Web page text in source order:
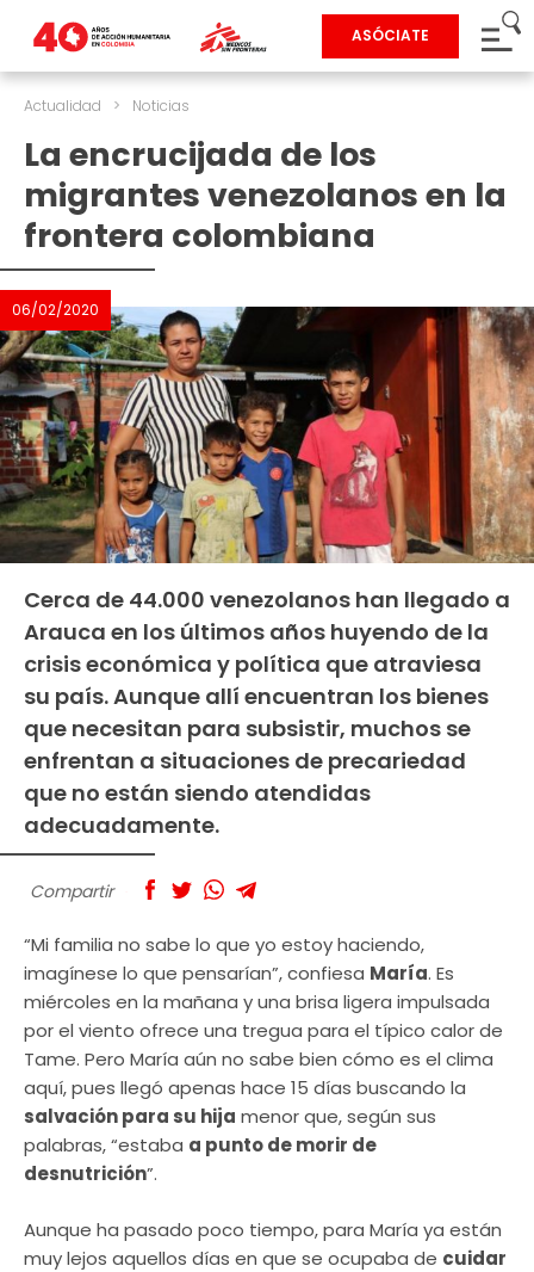
ASÓCIATE
Actualidad > Noticias
La encrucijada de los
migrantes venezolanos en la
frontera colombiana
06/02/2020
Cerca de 44.000 venezolanos han llegado a
Arauca en los últimos años huyendo de la
crisis económica y política que atraviesa
su país. Aunque allí encuentran los bienes
que necesitan para subsistir, muchos se
enfrentan a situaciones de precariedad
que no están siendo atendidas
adecuadamente.
Compartir
“Mi familia no sabe lo que yo estoy haciendo,
imagínese lo que pensarían”, confiesa María. Es
miércoles en la mañana y una brisa ligera impulsada
por el viento ofrece una tregua para el típico calor de
Tame. Pero María aún no sabe bien cómo es el clima
aquí, pues llegó apenas hace 15 días buscando la
salvación para su hija menor que, según sus
palabras, “estaba a punto de morir de
desnutrición”.
Aunque ha pasado poco tiempo, para María ya están
muy lejos aquellos días en que se ocupaba de cuidar